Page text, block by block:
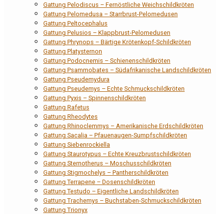
Gattung Pelodiscus – Fernöstliche Weichschildkröten
Gattung Pelomedusa – Starrbrust-Pelomedusen
Gattung Peltocephalus
Gattung Pelusios – Klappbrust-Pelomedusen
Gattung Phrynops – Bärtige Krötenkopf-Schildkröten
Gattung Platysternon
Gattung Podocnemis – Schienenschildkröten
Gattung Psammobates – Südafrikanische Landschildkröten
Gattung Pseudemydura
Gattung Pseudemys – Echte Schmuckschildkröten
Gattung Pyxis – Spinnenschildkröten
Gattung Rafetus
Gattung Rheodytes
Gattung Rhinoclemmys – Amerikanische Erdschildkröten
Gattung Sacalia – Pfauenaugen-Sumpfschildkröten
Gattung Siebenrockiella
Gattung Staurotypus – Echte Kreuzbrustschildkröten
Gattung Sternotherus – Moschusschildkröten
Gattung Stigmochelys – Pantherschildkröten
Gattung Terrapene – Dosenschildkröten
Gattung Testudo – Eigentliche Landschildkröten
Gattung Trachemys – Buchstaben-Schmuckschildkröten
Gattung Trionyx